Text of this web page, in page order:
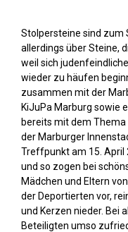
Stolpersteine sind zum
allerdings über Steine,
weil sich
wieder zu häufen
zusammen mit der
KiJuPa Marburg sowie
bereits mit dem
der Marburger
Treffpunkt am 15. April
und so zogen bei
Mädchen und Eltern
der Deportierten vor,
und Kerzen nieder. Bei
Beteiligten umso